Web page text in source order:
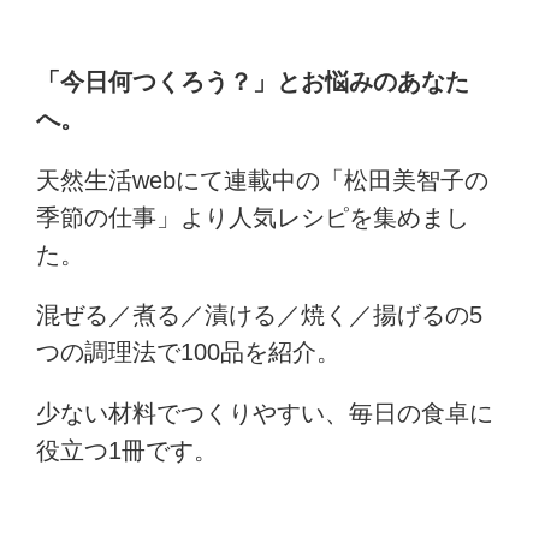
「今日何つくろう？」とお悩みのあなた
へ。
天然生活webにて連載中の「松田美智子の
季節の仕事」より人気レシピを集めまし
た。
混ぜる／煮る／漬ける／焼く／揚げるの5
つの調理法で100品を紹介。
少ない材料でつくりやすい、毎日の食卓に
役立つ1冊です。